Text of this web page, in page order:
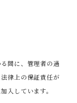
間に、管理者の過
律上の保証責任が
入しています。